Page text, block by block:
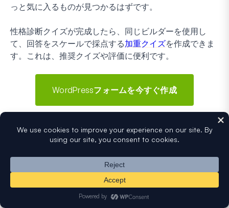
っと気に入るものが見つかるはずです。
性格診断クイズが完成したら、同じビルダーを使用し
て、回答をスケールで採点する加重クイズを作成できま
す。これは、推奨クイズや評価に便利です。
WordPressフォームを今すぐ作成
WordPressフォームビルダープラグインで今日から始め
含まれており、14日間の返金保証が付いています。
この記事がお役に立った場合は、FacebookとTwitterでフ
ォローして、WordPressの無料チュートリアルやガイド